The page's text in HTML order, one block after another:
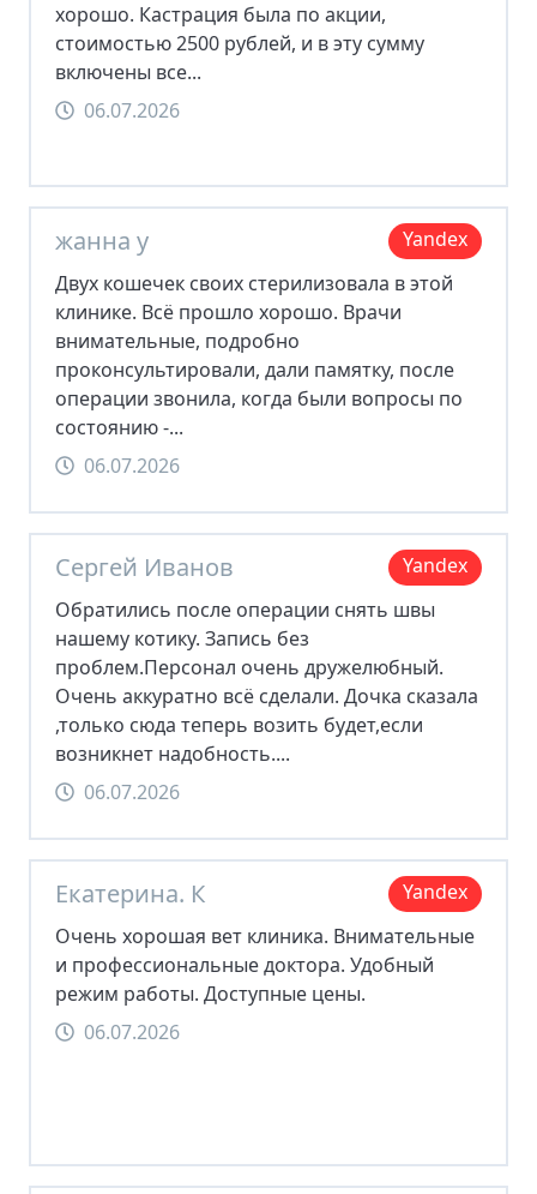
хорошо. Кастрация была по акции,
стоимостью 2500 рублей, и в эту сумму
включены все...
06.07.2026
жанна у
Yandex
Двух кошечек своих стерилизовала в этой
клинике. Всё прошло хорошо. Врачи
внимательные, подробно
проконсультировали, дали памятку, после
операции звонила, когда были вопросы по
состоянию -...
06.07.2026
Сергей Иванов
Yandex
Обратились после операции снять швы
нашему котику. Запись без
проблем.Персонал очень дружелюбный.
Очень аккуратно всё сделали. Дочка сказала
,только сюда теперь возить будет,если
возникнет надобность....
06.07.2026
Екатерина. К
Yandex
Очень хорошая вет клиника. Внимательные
и профессиональные доктора. Удобный
режим работы. Доступные цены.
06.07.2026